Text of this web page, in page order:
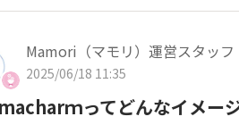
Mamori（マモリ）運営スタッフ
2025/06/18 11:35
ｍってどんなイメー